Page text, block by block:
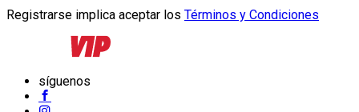
Registrarse implica aceptar los Términos y Condiciones
síguenos